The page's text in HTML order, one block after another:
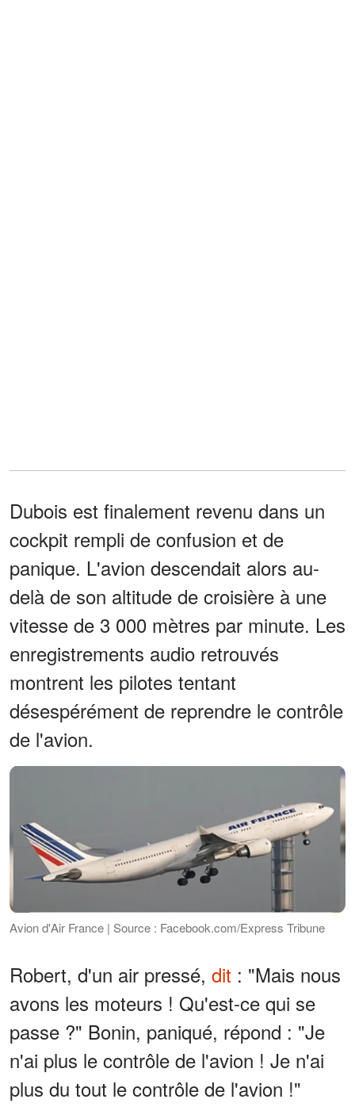
Dubois est finalement revenu dans un
cockpit rempli de confusion et de
panique. L'avion descendait alors au-
delà de son altitude de croisière à une
vitesse de 3 000 mètres par minute. Les
enregistrements audio retrouvés
montrent les pilotes tentant
désespérément de reprendre le contrôle
de l'avion.
Avion d'Air France | Source : Facebook.com/Express Tribune
Robert, d'un air pressé, dit : "Mais nous
avons les moteurs ! Qu'est-ce qui se
passe ?" Bonin, paniqué, répond : "Je
n'ai plus le contrôle de l'avion ! Je n'ai
plus du tout le contrôle de l'avion !"